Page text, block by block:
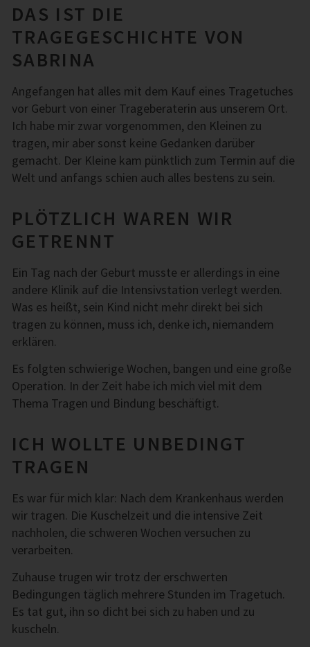
DAS IST DIE
TRAGEGESCHICHTE VON
SABRINA
Angefangen hat alles mit dem Kauf eines Tragetuches
vor Geburt von einer Trageberaterin aus unserem Ort.
Ich habe mir zwar vorgenommen, den Kleinen zu
tragen, mir aber sonst keine Gedanken darüber
gemacht. Der Kleine kam pünktlich zum Termin auf die
Welt und anfangs schien auch alles bestens zu sein.
PLÖTZLICH WAREN WIR
GETRENNT
Ein Tag nach der Geburt musste er allerdings in eine
andere Klinik auf die Intensivstation verlegt werden.
Was es heißt, sein Kind nicht mehr direkt bei sich
tragen zu können, muss ich, denke ich, niemandem
erklären.
Es folgten schwierige Wochen, bangen und eine große
Operation. In der Zeit habe ich mich viel mit dem
Thema Tragen und Bindung beschäftigt.
ICH WOLLTE UNBEDINGT
TRAGEN
Es war für mich klar: Nach dem Krankenhaus werden
wir tragen. Die Kuschelzeit und die intensive Zeit
nachholen, die schweren Wochen versuchen zu
verarbeiten.
Zuhause trugen wir trotz der erschwerten
Bedingungen täglich mehrere Stunden im Tragetuch.
Es tat gut, ihn so dicht bei sich zu haben und zu
kuscheln.